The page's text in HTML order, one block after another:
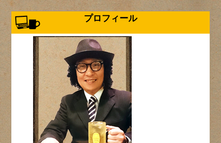
プロフィール